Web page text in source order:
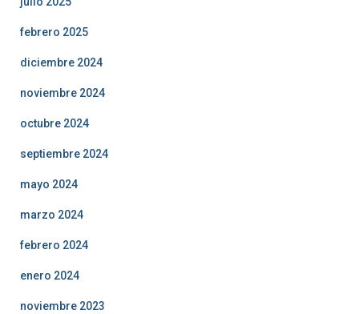
febrero 2025
diciembre 2024
noviembre 2024
octubre 2024
septiembre 2024
mayo 2024
marzo 2024
febrero 2024
enero 2024
noviembre 2023